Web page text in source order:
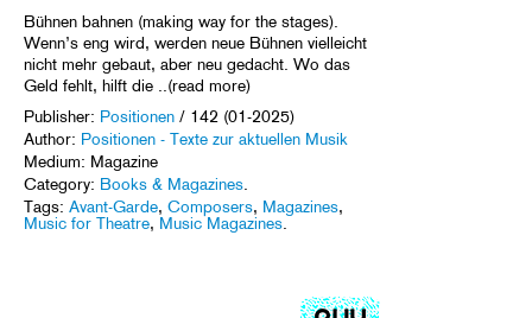
Bühnen bahnen (making way for the stages).
Wenn’s eng wird, werden neue Bühnen vielleicht
nicht mehr gebaut, aber neu gedacht. Wo das
Geld fehlt, hilft die ..(read more)
Publisher: Positionen / 142 (01-2025)
Author: Positionen - Texte zur aktuellen Musik
Medium: Magazine
Category: Books & Magazines
Tags: Avant-Garde, Composers, Magazines,
Music for Theatre, Music Magazines